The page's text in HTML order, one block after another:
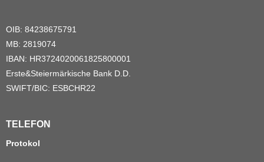
OIB: 84238675791
MB: 2819074
IBAN: HR3724020061825800001
Erste&Steiermärkische Bank D.D.
SWIFT/BIC: ESBCHR22
TELEFON
Protokol